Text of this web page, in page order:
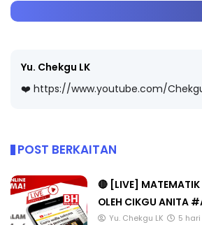
Yu. Chekgu LK
❤️ https://www.youtube.com/
POST BERKAITAN
🔴 [LIVE]
OLEH CIKGU ANITA
Yu. Chekgu LK 5